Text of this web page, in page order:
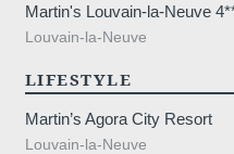
Martin's Louvain-la-Neuve
Louvain-la-Neuve
LIFESTYLE
Martin’s Agora City Resort
Louvain-la-Neuve